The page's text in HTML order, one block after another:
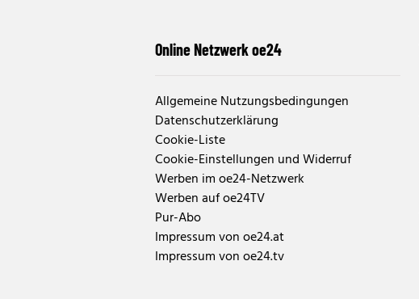
Online Netzwerk oe24
Allgemeine Nutzungsbedingungen
Datenschutzerklärung
Cookie-Liste
Cookie-Einstellungen und Widerruf
Werben im oe24-Netzwerk
Werben auf oe24TV
Pur-Abo
Impressum von oe24.at
Impressum von oe24.tv